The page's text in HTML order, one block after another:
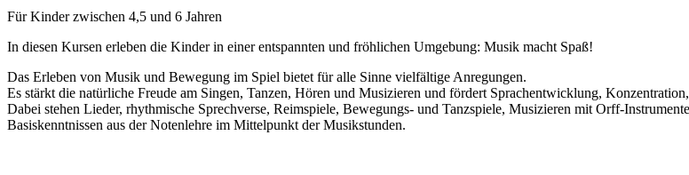
Für Kinder zwischen 4,5 und 6 Jahren
In diesen Kursen erleben die Kinder in einer entspannten und fröhlichen Umgebung: Musik macht Spaß!
Das Erleben von Musik und Bewegung im Spiel bietet für alle Sinne vielfältige Anregungen.
Es stärkt die natürliche Freude am Singen, Tanzen, Hören und Musizieren und fördert Sprachentwicklung,
Dabei stehen Lieder, rhythmische Sprechverse, Reimspiele, Bewegungs- und Tanzspiele, Musizieren mit Orff-
Basiskenntnissen aus der Notenlehre im Mittelpunkt der Musikstunden.